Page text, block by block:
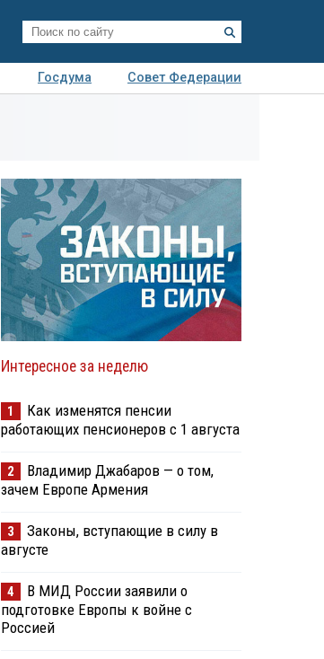
Госдума
Совет Федерации
Интересное за неделю
1
Как изменятся пенсии
работающих пенсионеров с 1 августа
2
Владимир Джабаров — о том,
зачем Европе Армения
3
Законы, вступающие в силу в
августе
4
В МИД России заявили о
подготовке Европы к войне с
Россией